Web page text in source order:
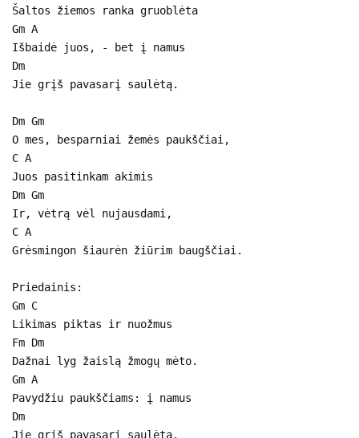
Šaltos žiemos ranka gruoblėta
Gm A
Išbaidė juos, - bet į namus
Dm
Jie grįš pavasarį saulėtą.
Dm Gm
O mes, besparniai žemės paukščiai,
C A
Juos pasitinkam akimis
Dm Gm
Ir, vėtrą vėl nujausdami,
C A
Grėsmingon šiaurėn žiūrim baugščiai.
Priedainis:
Gm C
Likimas piktas ir nuožmus
Fm Dm
Dažnai lyg žaislą žmogų mėto.
Gm A
Pavydžiu paukščiams: į namus
Dm
Jie grįš pavasarį saulėtą.